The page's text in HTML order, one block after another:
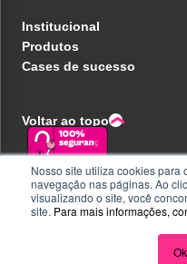
Nosso site utiliza cookies para
navegação nas páginas. Ao
visualizando o site, você
site. Para mais informações,
Institucional
Produtos
Cases de sucesso
Voltar ao topo
Política de privacidade
Central de ajuda
Liberdade e Privacidade